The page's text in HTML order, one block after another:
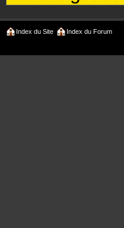
Index du Site Index du Forum